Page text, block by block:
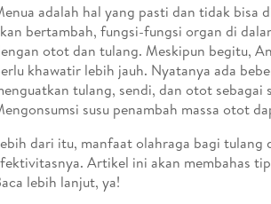
adalah hal yang pasti dan tidak bisa
bertambah, fungsi-fungsi organ di
otot dan tulang. Meskipun begitu,
khawatir lebih jauh. Nyatanya ada
tulang, sendi, dan otot
susu penambah massa otot
dari itu, manfaat olahraga bagi tulang
Artikel ini akan membahas
lebih lanjut, ya!